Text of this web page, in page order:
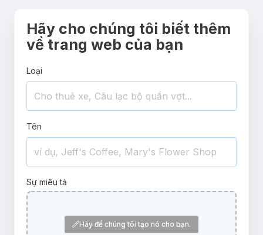
Hãy cho chúng tôi biết thêm
về trang web của bạn
Loại
Tên
Sự miêu tả
Hãy để chúng tôi tạo nó cho bạn.